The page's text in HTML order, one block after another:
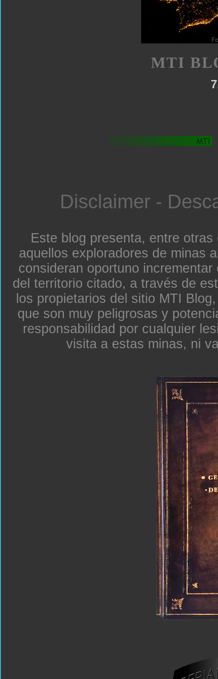
MTI
Disclaimer -
Este blog presenta, entre
aquellos exploradores de minas
consideran oportuno
del territorio citado, a través de
los propietarios del sitio MTI
que son muy peligrosas y
responsabilidad por cualquier
visita a estas minas, ni